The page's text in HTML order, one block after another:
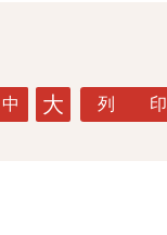
中 大 列 印